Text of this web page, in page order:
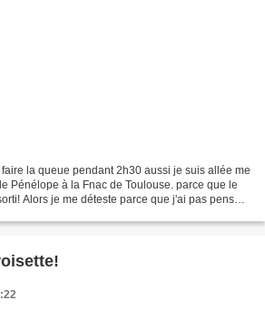
la queue pendant 2h30 aussi je suis allée me
Pénélope à la Fnac de Toulouse. parce que le
Alors je me déteste parce que j'ai pas pensé à